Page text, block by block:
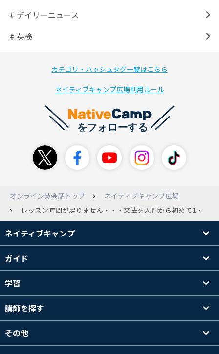
# デイリーニュース
# 英検
カテゴリ・ハッシュタグ一覧はこちら
ネイティブキャンプ広場利用ルール
オンライン英会話トップ
ネイティブキャンプ広場
レッスン時間が足りません・・・文法を入門から初めて17.18あたりから、レッスン時間が足りなくなることが続いています。Reviewひとつ前のExerciseやFreeConversationができずに「復習タイムです」が表示されてしまい、Reviewの時間になってしまいます。途中で質問したり、写真を見て質問する部分で答えを考えるのに時間がかかってしまうせいだと思います。皆さんはそういう時にどうされていますか？最初に先生にこの単元が二回目であることや、どの部分をやってほしいなどリクエストをすることもできるのでしょうか？
ネイティブキャンプ
ガイド
学習
講師を探す
その他